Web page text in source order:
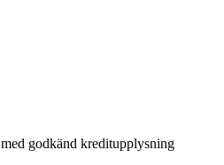
godkänd kreditupplysning